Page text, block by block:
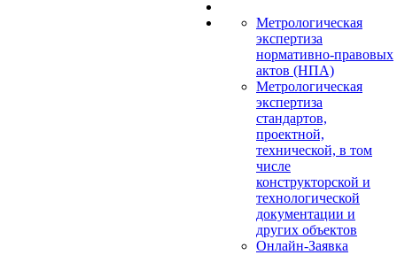
Метрологическая
экспертиза
нормативно-правовых
актов (НПА)
Метрологическая
экспертиза
стандартов,
проектной,
технической, в том
числе
конструкторской и
технологической
документации и
других объектов
Онлайн-Заявка